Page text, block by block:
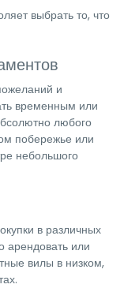
выбрать то, что
и
временным или
любого
побережье или
небольшого
в различных
арендовать или
вилы в низком,